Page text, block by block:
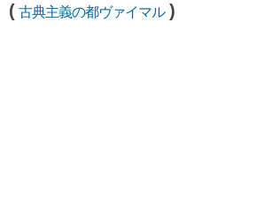
( 古典主義の都ヴァイマル)